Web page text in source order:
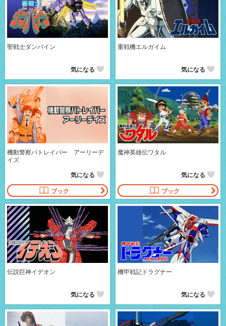
聖戦士ダンバイン
気になる
重戦機エルガイム
気になる
機動警察パトレイバー アーリーデ
イズ
ブック
気になる
魔神英雄伝ワタル
ブック
気になる
伝説巨神イデオン
気になる
機甲戦記ドラグナー
気になる